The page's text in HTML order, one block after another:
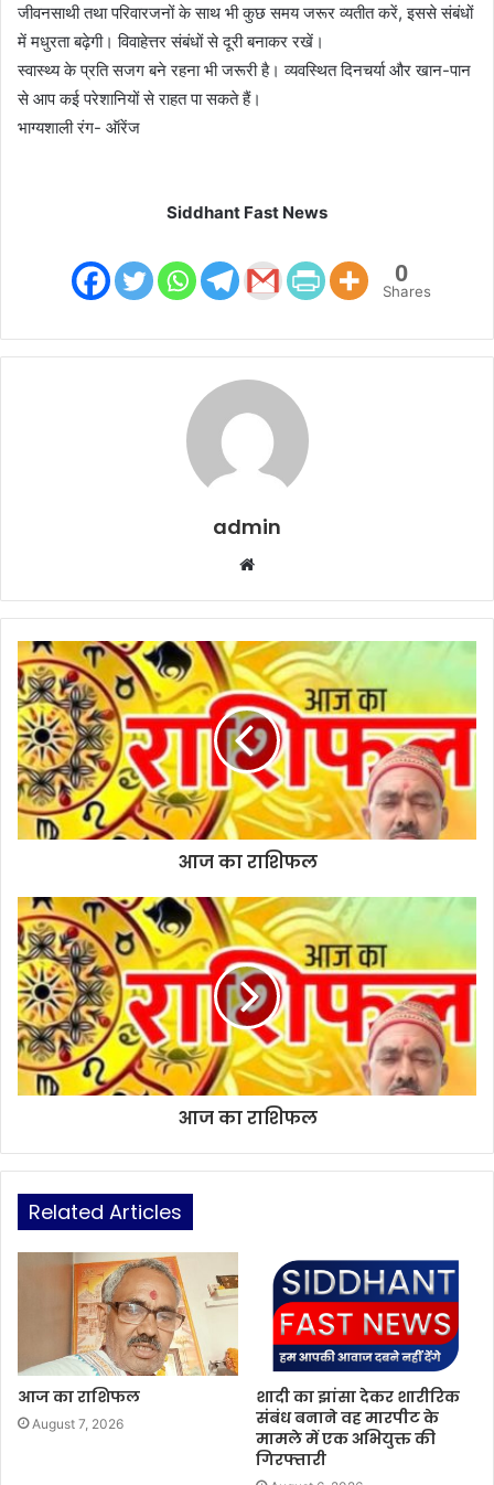
जीवनसाथी तथा परिवारजनों के साथ भी कुछ समय जरूर व्यतीत करें, इससे संबंधों
में मधुरता बढ़ेगी। विवाहेत्तर संबंधों से दूरी बनाकर रखें।
स्वास्थ्य के प्रति सजग बने रहना भी जरूरी है। व्यवस्थित दिनचर्या और खान-पान
से आप कई परेशानियों से राहत पा सकते हैं।
भाग्यशाली रंग- ऑरेंज
Siddhant Fast News
0
Shares
admin
b
s
i
t
e
आज का राशिफल
आज का राशिफल
Related Articles
आज का राशिफल
August 7, 2026
शादी का झांसा देकर शारीरिक
संबंध बनाने वह मारपीट के
मामले में एक अभियुक्त की
गिरफ्तारी